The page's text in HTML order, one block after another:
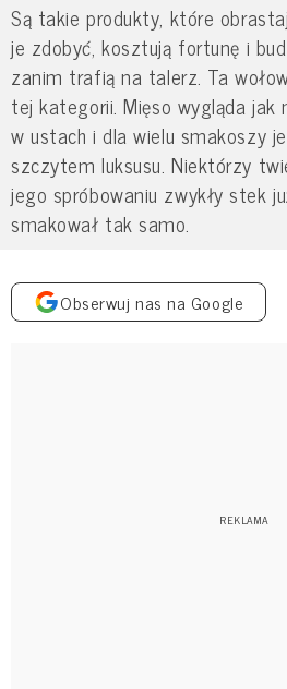
Są takie produkty, które
je zdobyć, kosztują fortunę i
zanim trafią na talerz. Ta
tej kategorii. Mięso wygląda jak
w ustach i dla wielu smakoszy
szczytem luksusu. Niektórzy
jego spróbowaniu zwykły stek
smakował tak samo.
Obserwuj nas na Google